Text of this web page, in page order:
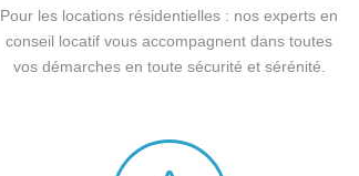
Pour les locations résidentielles : nos experts en
conseil locatif vous accompagnent dans toutes
vos démarches en toute sécurité et sérénité.